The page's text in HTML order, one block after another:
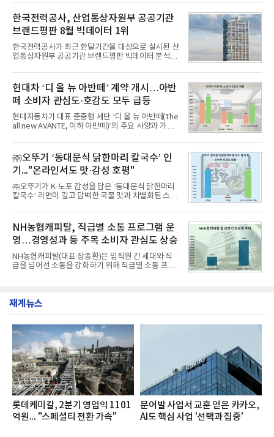
일 한국기업평판연구소(소장 구창환)는 국내 교육서
비스 상장기업 브랜드를 대상으로 지난 7월 7일부터
8월 7일까지 수집된 소비자 빅데이터 10,074,233건
을 분석한 결과, 메가스터디교육이 브랜드평판지수
1,710,926을 기록하며 8월 1위에 올랐다고 밝혔다.
분석에 활용된 빅데이터는 지난 7월(9,491,206건) 대
비 6.14% 증가한 수치로, 교육서비스 상장기업 브랜
디교육, 대교, 디지
한국전력공사, 산업통상자원부 공공기관
브랜드평판 8월 빅데이터 1위
한국전력공사가 최근 한달기간을 대상으로 실시된 산
업통상자원부 공공기관 브랜드평판 빅데이터 분석에
이 순으로 뒤를 이었다.7일 한국기업평판연구소(소장
구창환)는 산업통상자원부 공공기관 41개 브랜드를
대상으로 지난 7월 7일부터 8월 7일까지 수집된 소비
자 빅데이터 91,102,549건을 분석한 결과, 한국전력
공사가 브랜드평판지수 10,670,633을 기록하며 8월
1위에 올랐다고 밝혔다. 분석에 활용된 빅데이터는 지
난 7월(88,893,823건) 대비 2.48% 증가한 수치다.연
수력원자력, 한국석
현대차 ‘디 올 뉴 아반떼’ 계약 개시…아반
떼 소비자 관심도·호감도 모두 급등
현대자동차가 대표 준중형 세단 ‘디 올 뉴 아반떼(The
all new AVANTE, 이하 아반떼)’의 주요 사양과 가격
떼는 6년 만에 선보이는 8세대 완전변경 모델로, ▲정
교한 선과 면을 중심으로 완성한 파격적인 디자인 ▲
과거 중형 세단 수준으로 확대된 차체 제원 ▲글로벌
최고 수준의 안전성 ▲성능과 효율을 동시에 높인 주
행 완성도 ▲첨단 편의 및 디지털 사양 적용 등을 통해
글로벌 준중형 세단의 새로운 기준을 세웠다.아반떼
는 가솔린 2.0과 1.6 하이브리드 두 가지 파워트레인
넘
㈜오뚜기 ‘동대문식 닭한마리 칼국수’ 인
기..."온라인서도 맛·감성 호평"
㈜오뚜기가 K-노포 감성을 담은 ‘동대문식 닭한마리
칼국수’ 라면이 깊고 담백한 국물 맛과 차별화된 스토
혔다.‘동대문식 닭한마리 칼국수’는 예상을 뛰어넘는
소비자 호응에 힘입어 지난 7월 13일 첫 선을 보인 지
단 18일 만에 누적 판매량 50만 개를 돌파하는 성과를
거두었다.이번 신제품은 개발진이 전국의 닭한마리
전문점을 직접 찾아 다니며 최적의 육수 비율을 완성
했다. 자극적이지 않으면서도 깊은 닭육수에 마늘의
개운한 풍미를 더했으며, 국물이 잘 배어들면서도 쫄
서도
NH농협캐피탈, 직급별 소통 프로그램 운
영…경영성과 등 주목 소비자 관심도 상승
NH농협캐피탈(대표 장종환)은 임직원 간 세대와 직
급을 넘어선 소통을 강화하기 위해 직급별 소통 프로
영지원부 홍보팀과 2026년 새로이(e)＊가 공동 주관
쳐 진행됐다.참고로 새로이(e)는 NH농협캐피탈 MZ
세대들로(과장~계장) 구성된 자율 참여조직으로, 조
직문화 혁신과 업무 효율성 향상을 위한 다양한 활동
을 추진하며,새로운 변화와 이로운 영향력을 조직전
반에 전파하는 역할
재계뉴스
롯데케미칼, 2분기 영업익 1101
억원... "스페셜티 전환 가속"
문어발 사업서 교훈 얻은 카카오,
AI도 핵심 사업 '선택과 집중'